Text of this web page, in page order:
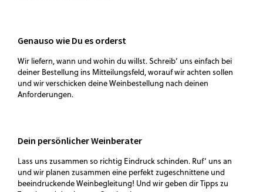
Genauso wie Du es orderst
Wir liefern, wann und wohin du willst. Schreib‘ uns einfach bei
deiner Bestellung ins Mitteilungsfeld, worauf wir achten sollen
und wir verschicken deine Weinbestellung nach deinen
Anforderungen.
Dein persönlicher Weinberater
Lass uns zusammen so richtig Eindruck schinden. Ruf‘ uns an
und wir planen zusammen eine perfekt zugeschnittene und
beeindruckende Weinbegleitung! Und wir geben dir Tipps zu